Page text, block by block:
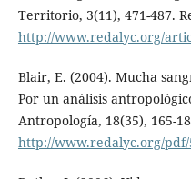
Territorio, 3(11), 471-487.
http://www.redalyc.org/
Blair, E. (2004). Mucha
Por un análisis
Antropología, 18(35), 165-
http://www.redalyc.org/pdf/